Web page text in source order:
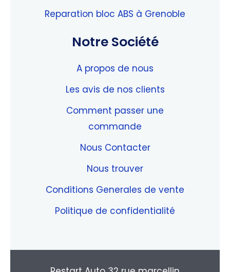
Reparation bloc ABS à Grenoble
Notre Société
A propos de nous
Les avis de nos clients
Comment passer une
commande
Nous Contacter
Nous trouver
Conditions Generales de vente
Politique de confidentialité